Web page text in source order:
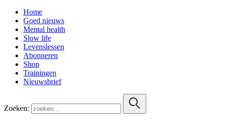
Home
Goed nieuws
Mental health
Slow life
Levenslessen
Abonneren
Shop
Trainingen
Nieuwsbrief
Zoeken: